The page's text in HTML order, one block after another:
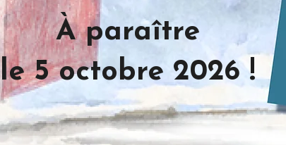
À paraître
le 5 octobre 2026 !